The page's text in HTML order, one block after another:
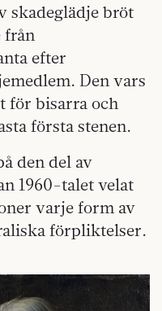
skadeglädje bröt
från
efter
Den vars
för bisarra och
första stenen.
den del av
1960-talet velat
varje form av
förpliktelser.